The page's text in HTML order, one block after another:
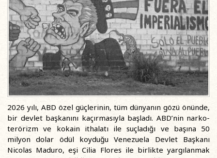
2026 yılı, ABD özel güçlerinin, tüm dünyanın gözü önünde,
bir devlet başkanını kaçırmasıyla başladı. ABD’nin narko-
terörizm ve kokain ithalatı ile suçladığı ve başına 50
milyon dolar ödül koyduğu Venezuela Devlet Başkanı
Nicolas Maduro, eşi Cilia Flores ile birlikte yargılanmak